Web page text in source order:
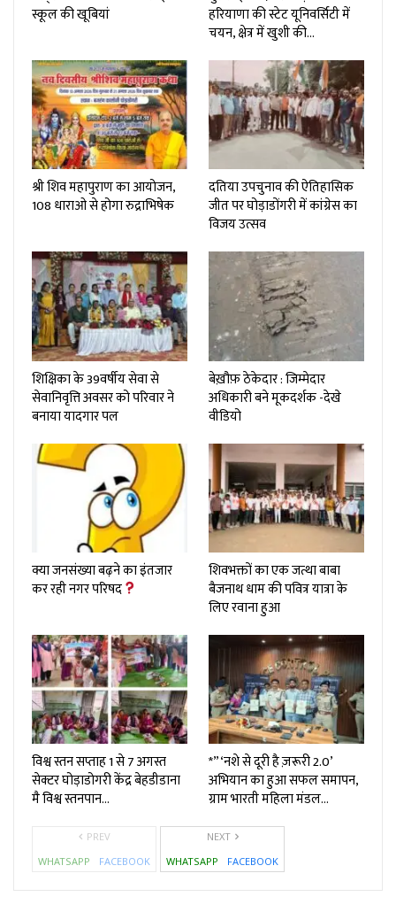
स्कूल की खूबियां
हरियाणा की स्टेट यूनिवर्सिटी में
चयन, क्षेत्र में खुशी की…
श्री शिव महापुराण का आयोजन,
108 धाराओ से होगा रुद्राभिषेक
दतिया उपचुनाव की ऐतिहासिक
जीत पर घोड़ाडोंगरी में कांग्रेस का
विजय उत्सव
शिक्षिका के 39वर्षीय सेवा से
सेवानिवृत्ति अवसर को परिवार ने
बनाया यादगार पल
बेख़ौफ़ ठेकेदार : जिम्मेदार
अधिकारी बने मूकदर्शक -देखे
वीडियो
क्या जनसंख्या बढ़ने का इंतजार
कर रही नगर परिषद
शिवभक्तों का एक जत्था बाबा
बैजनाथ धाम की पवित्र यात्रा के
लिए रवाना हुआ
विश्व स्तन सप्ताह 1 से 7 अगस्त
सेक्टर घोड़ाडोगरी केंद्र बेहडीडाना
मै विश्व स्तनपान…
*”‘नशे से दूरी है ज़रूरी 2.0’
अभियान का हुआ सफल समापन,
ग्राम भारती महिला मंडल…
PREV
WHATSAPP
FACEBOOK
NEXT
WHATSAPP
FACEBOOK